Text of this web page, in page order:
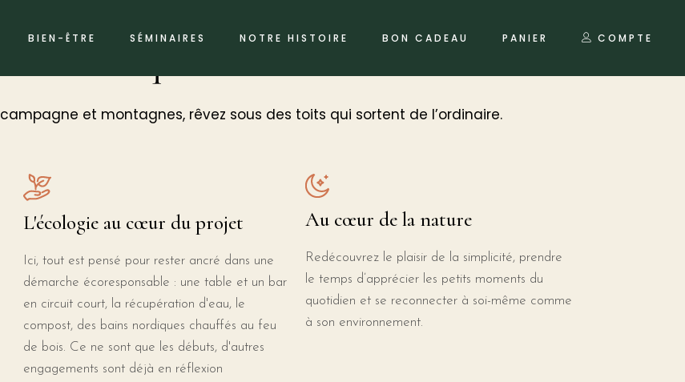
BIEN-ÊTRE SÉMINAIRES NOTRE HISTOIRE BON CADEAU PANIER COMPTE
et montagnes, rêvez sous des toits qui sortent de l’ordinaire.
L'écologie au cœur du projet
Ici, tout est pensé pour rester ancré dans une
démarche écoresponsable : une table et un bar
en circuit court, la récupération d'eau, le
compost, des bains nordiques chauffés au feu
de bois. Ce ne sont que les débuts, d'autres
engagements sont déjà en réflexion
Au cœur de la nature
Redécouvrez le plaisir de la simplicité, prendre
le temps d’apprécier les petits moments du
quotidien et se reconnecter à soi-même comme
à son environnement.